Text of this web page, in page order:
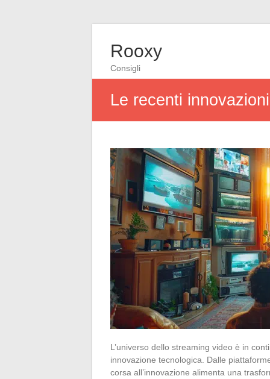
Rooxy
Consigli
Le recenti
L’universo dello streaming video è in
innovazione tecnologica. Dalle
corsa all’innovazione alimenta una